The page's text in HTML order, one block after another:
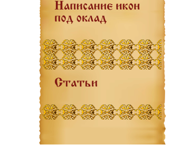
Написание икон
под оклад
Статьи